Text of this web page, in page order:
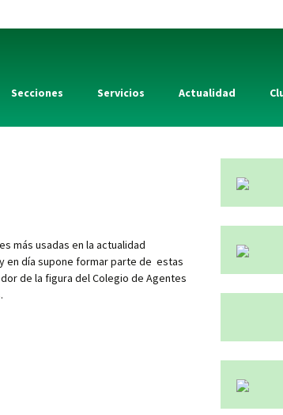
Secciones Servicios Actualidad
más usadas en la actualidad
en día supone formar parte de estas
de la figura del Colegio de Agentes